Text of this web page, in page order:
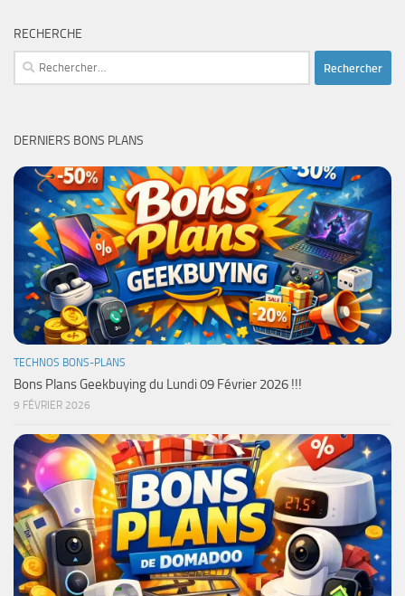
RECHERCHE
Rechercher :
DERNIERS BONS PLANS
TECHNOS BONS-PLANS
Bons Plans Geekbuying du Lundi 09 Février 2026 !!!
9 FÉVRIER 2026